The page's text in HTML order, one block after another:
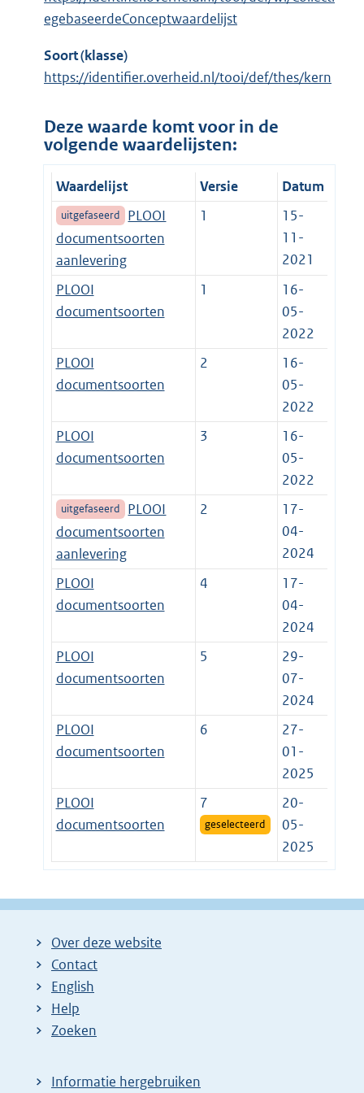
egebaseerdeConceptwaardelijst
Soort (klasse)
https://identifier.overheid.nl/tooi/def/thes/kern
Deze waarde komt voor in de
volgende waardelijsten:
Waardelijst Versie Datum
uitgefaseerd
PLOOI
documentsoorten
aanlevering
1
15-
11-
2021
PLOOI
documentsoorten
1
16-
05-
2022
PLOOI
documentsoorten
2
16-
05-
2022
PLOOI
documentsoorten
3
16-
05-
2022
uitgefaseerd
PLOOI
documentsoorten
aanlevering
2
17-
04-
2024
PLOOI
documentsoorten
4
17-
04-
2024
PLOOI
documentsoorten
5
29-
07-
2024
PLOOI
documentsoorten
6
27-
01-
2025
PLOOI
documentsoorten
7
geselecteerd
20-
05-
2025
Over deze website
Contact
English
Help
Zoeken
Informatie hergebruiken